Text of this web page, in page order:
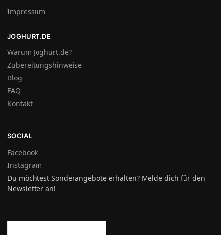
Impressum
JOGHURT.DE
Warum Joghurt.de?
Zubereitungshinweise
Blog
FAQ
Kontakt
SOCIAL
Facebook
Instagram
Du möchtest Sonderangebote erhalten? Melde dich für den
Newsletter an!